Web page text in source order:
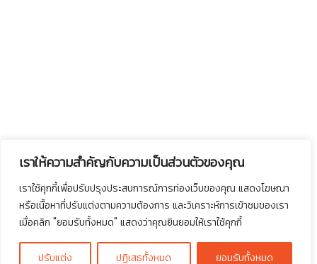
เราให้ความสำคัญกับความเป็นส่วนตัวของคุณ
เราใช้คุกกี้เพื่อปรับปรุงประสบการณ์การท่องเว็บของคุณ แสดงโฆษณา
หรือเนื้อหาที่ปรับแต่งตามความต้องการ และวิเคราะห์การเข้าชมของเรา
เมื่อคลิก "ยอมรับทั้งหมด" แสดงว่าคุณยินยอมให้เราใช้คุกกี้
ปรับแต่ง ปฏิเสธทั้งหมด ยอมรับทั้งหมด